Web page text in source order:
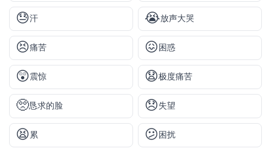
😓汗 😭放声大哭
😣痛苦 😖 困惑
😲震惊 😧极度痛苦
🥺恳求的脸 😞失望
😫 累 😕 困扰